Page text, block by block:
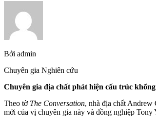
Bởi admin
Chuyên gia Nghiên cứu
Chuyên gia địa chất phát hiện cấu trúc
Theo tờ The Conversation, nhà địa chất
mới của vị chuyên gia này và đồng nghiệp Tony